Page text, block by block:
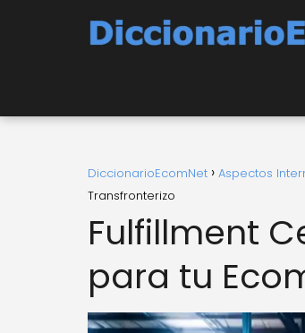
DiccionarioEcomNet Aspectos
Transfronterizo
Fulfillment
para tu